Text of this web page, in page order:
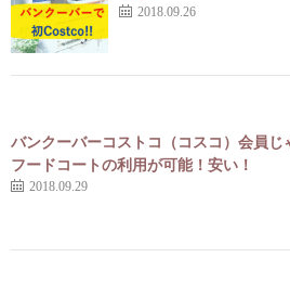
2018.09.26
バンクーバーコストコ（コスコ）会員じ
フードコートの利用が可能！安い！
2018.09.29